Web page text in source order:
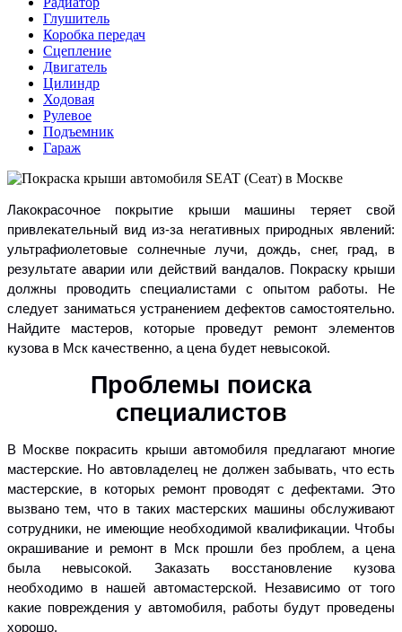
Глушитель
Коробка передач
Сцепление
Двигатель
Цилиндр
Ходовая
Рулевое
Подъемник
Гараж
Лакокрасочное покрытие крыши машины теряет свой
привлекательный вид из-за негативных природных явлений:
ультрафиолетовые солнечные лучи, дождь, снег, град, в
результате аварии или действий вандалов. Покраску крыши
должны проводить специалистами с опытом работы. Не
следует заниматься устранением дефектов самостоятельно.
Найдите мастеров, которые проведут ремонт элементов
кузова в Мск качественно, а цена будет невысокой.
Проблемы поиска
специалистов
В Москве покрасить крыши автомобиля предлагают многие
мастерские. Но автовладелец не должен забывать, что есть
мастерские, в которых ремонт проводят с дефектами. Это
вызвано тем, что в таких мастерских машины обслуживают
сотрудники, не имеющие необходимой квалификации. Чтобы
окрашивание и ремонт в Мск прошли без проблем, а цена
была невысокой. Заказать восстановление кузова
необходимо в нашей автомастерской. Независимо от того
какие повреждения у автомобиля, работы будут проведены
хорошо.